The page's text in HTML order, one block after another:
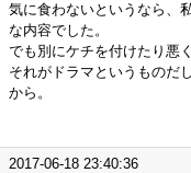
気に食わないというなら、
な内容でした。
でも別にケチを付けたり悪
それがドラマというものだ
から。
2017-06-18 23:40:36